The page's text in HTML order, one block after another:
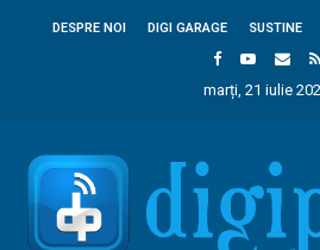
DESPRE NOI DIGI GARAGE SUSTINE
marți, 21 iulie